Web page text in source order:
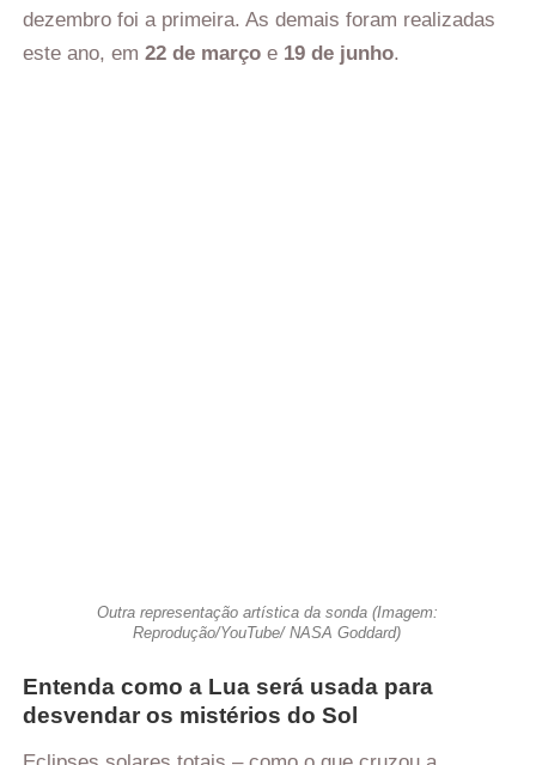
dezembro foi a primeira. As demais foram realizadas
este ano, em 22 de março e 19 de junho.
Outra representação artística da sonda (Imagem:
Reprodução/YouTube/ NASA Goddard)
Entenda como a Lua será usada para
desvendar os mistérios do Sol